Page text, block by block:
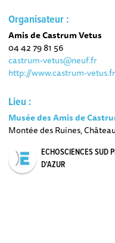
Organisateur :
Amis de Castrum Vetus
04 42 79 81 56
castrum-vetus@neuf.fr
http://www.castrum-
Lieu :
Musée des Amis de
Montée des Ruines,
ECHOSCIENCES SUD
D'AZUR